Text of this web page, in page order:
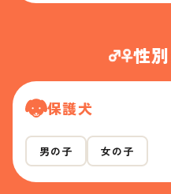
性
保護犬
男の子 女の子